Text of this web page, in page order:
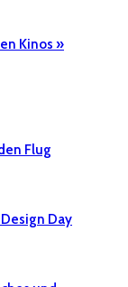
Kinos »
Flug
Day